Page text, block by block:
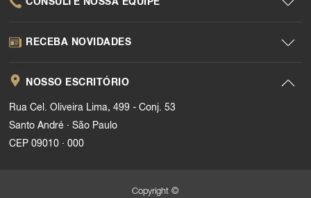
RECEBA NOVIDADES
NOSSO ESCRITÓRIO
Rua Cel. Oliveira Lima, 499 - Conj. 53
Santo André
São Paulo
CEP 09010
000
Copyright ©